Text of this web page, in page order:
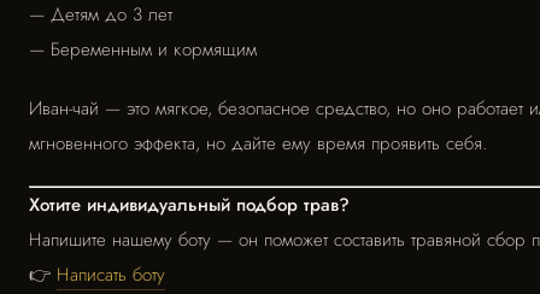
— Детям до 3 лет
— Беременным и кормящим
Иван-чай — это мягкое, безопасное средство, но оно работает
мгновенного эффекта, но дайте ему время проявить себя.
Хотите индивидуальный подбор трав?
Напишите нашему боту — он поможет составить травяной сбор
👉 Написать боту